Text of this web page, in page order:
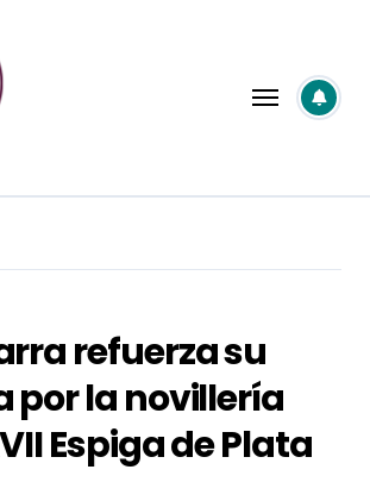
refuerza su
por la novillería
Espiga de Plata